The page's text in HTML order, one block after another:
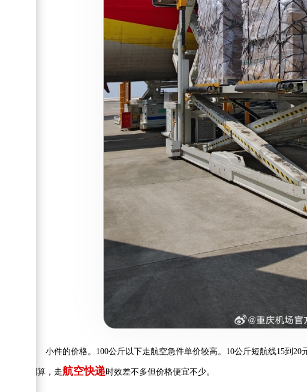
小件的价格。100公斤以下走航空急件单价较高。10公斤短航线15到20
划算，走航空快递时效差不多但价格便宜不少。